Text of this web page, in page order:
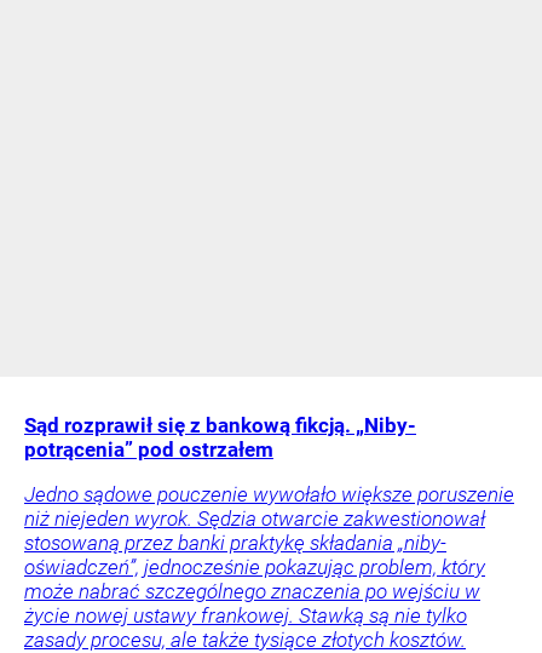
Sąd rozprawił się z bankową fikcją. „Niby-
potrącenia” pod ostrzałem
Jedno sądowe pouczenie wywołało większe poruszenie
niż niejeden wyrok. Sędzia otwarcie zakwestionował
stosowaną przez banki praktykę składania „niby-
oświadczeń”, jednocześnie pokazując problem, który
może nabrać szczególnego znaczenia po wejściu w
życie nowej ustawy frankowej. Stawką są nie tylko
zasady procesu, ale także tysiące złotych kosztów.